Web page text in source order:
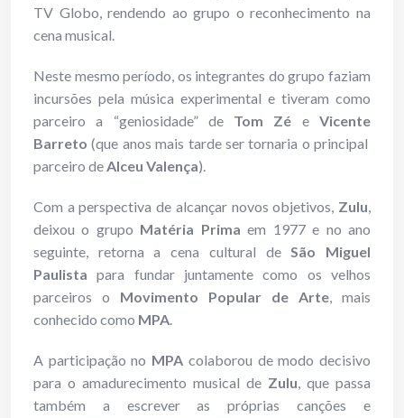
TV Globo, rendendo ao grupo o reconhecimento na
cena musical.
Neste mesmo período, os integrantes do grupo faziam
incursões pela música experimental e tiveram como
parceiro a “geniosidade” de Tom Zé eVicente
Barreto(que anos mais tarde ser tornaria o principal
parceiro deAlceu Valença).
Com a perspectiva de alcançar novos objetivos, Zulu,
deixou o grupo Matéria Prima em 1977 e no ano
seguinte, retorna a cena cultural deSão Miguel
Paulista para fundar juntamente como os velhos
parceiros o Movimento Popular de Arte, mais
conhecido como MPA.
A participação no MPA colaborou de modo decisivo
para o amadurecimento musical de Zulu, que passa
também a escrever as próprias canções e